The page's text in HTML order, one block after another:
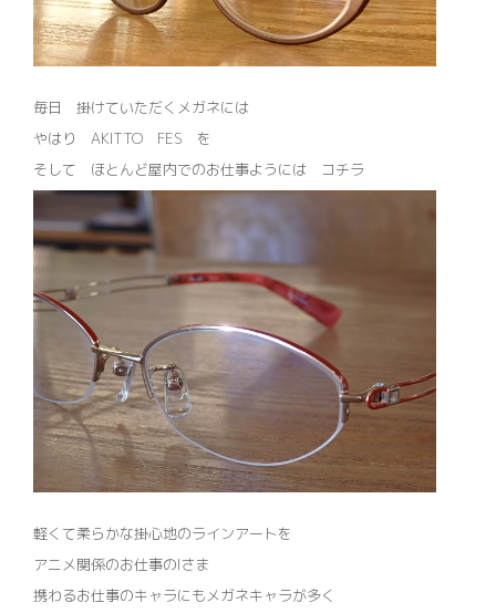
毎日 掛けていただくメガネには
やはり AKITTO FES を
そして ほとんど屋内でのお仕事ようには コチラ
軽くて柔らかな掛心地のラインアートを
アニメ関係のお仕事のIさま
携わるお仕事のキャラにもメガネキャラが多く